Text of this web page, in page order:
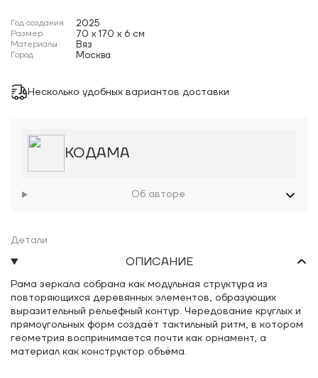
Год создания 2025
Размер 70 x 170 x 6 см
Материалы Вяз
Город Москва
Несколько удобных вариантов доставки
КОДАМА
Об авторе
Детали
ОПИСАНИЕ
Рама зеркала собрана как модульная структура из
повторяющихся деревянных элементов, образующих
выразительный рельефный контур. Чередование круглых и
прямоугольных форм создаёт тактильный ритм, в котором
геометрия воспринимается почти как орнамент, а
материал как конструктор объёма.